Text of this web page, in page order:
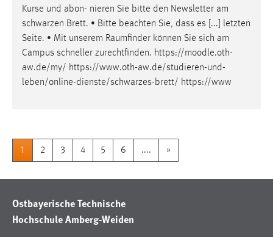
Kurse und abon- nieren Sie bitte den Newsletter am
schwarzen Brett. • Bitte beachten Sie, dass es [...] letzten
Seite. • Mit unserem Raumfinder können Sie sich am
Campus schneller zurechtfinden. https://moodle.oth-
aw.de/my/ https://www.oth-aw.de/studieren-und-
leben/online-dienste/schwarzes-brett/ https://www
1 2 3 4 5 6 .... »
Ostbayerische Technische
Hochschule Amberg-Weiden